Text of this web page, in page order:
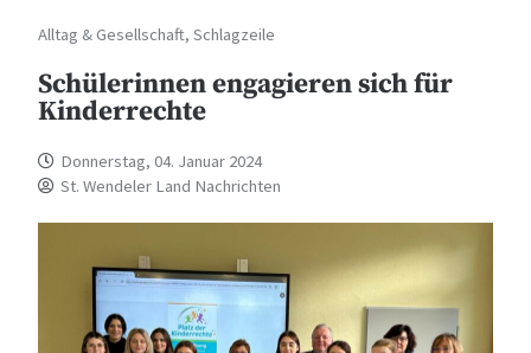
Alltag & Gesellschaft,Schlagzeile
Schülerinnen engagieren sich für
Kinderrechte
Donnerstag, 04. Januar 2024
St. Wendeler Land Nachrichten